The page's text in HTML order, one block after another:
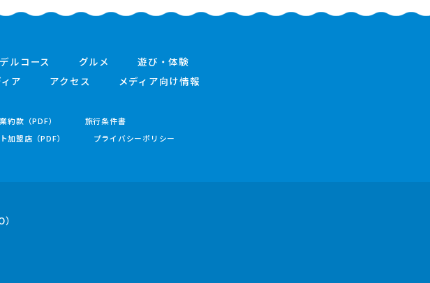
ルコース グルメ
遊び・体験
ア アクセス メディア向け情報
約款（PDF）
旅行条件書
加盟店（PDF） プライバシーポリシー